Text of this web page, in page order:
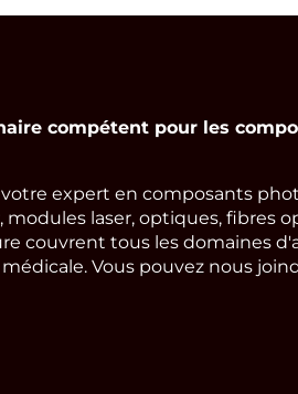
compétent pour les
votre expert en composants
laser, optiques, fibres
couvrent tous les domaines
Vous pouvez nous